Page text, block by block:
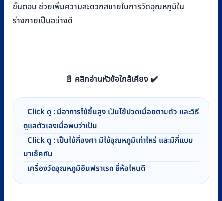
ขั้นตอน ช่วยเพิ่มความสะดวกสบายในการวัดอุณหภูมิใน
ร่างกายเป็นอย่างดี
📄 คลิกอ่านหัวข้อใกล้เคียง ✔️
Click ดู : มีอาการไข้ขึ้นสูง เป็นไข้ปวดเมื่อยตามตัว และวิธี
ดูแลตัวเองเมื่อพบว่าเป็น
Click ดู : เป็นไข้กี่องศา มีไข้อุณหภูมิเท่าไหร่ และมีกี่แบบ
มาเช็คกัน
เครื่องวัดอุณหภูมิอินฟราเรด ยี่ห้อไหนดี